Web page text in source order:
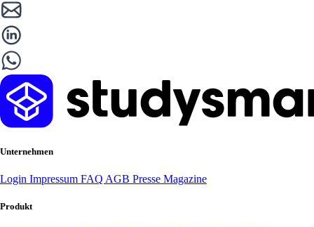
Unternehmen
Login Impressum FAQ AGB Presse Magazine
Produkt